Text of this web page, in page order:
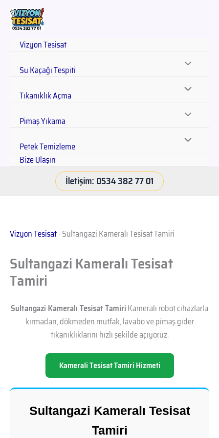
Vizyon Tesisat
Su Kaçağı Tespiti
Tıkanıklık Açma
Pimaş Yıkama
Petek Temizleme
Bize Ulaşın
İletişim: 0534 382 77 01
Vizyon Tesisat-Sultangazi Kameralı Tesisat Tamiri
Sultangazi Kameralı Tesisat
Tamiri
Sultangazi Kameralı Tesisat TamiriKameralı robot cihazlarla
kırmadan, dökmeden mutfak, lavabo ve pimaş gider
tıkanıklıklarını hızlı şekilde açıyoruz.
Kamerali Tesisat Tamiri Hizmeti
Sultangazi Kameralı Tesisat
Tamiri